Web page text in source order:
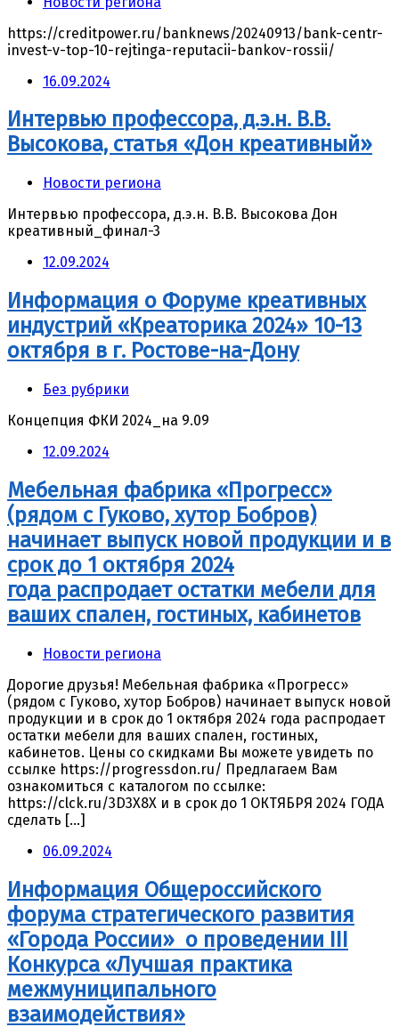
https://creditpower.ru/banknews/20240913/bank-centr-
invest-v-top-10-rejtinga-reputacii-bankov-rossii/
16.09.2024
Интервью профессора, д.э.н. В.В.
Высокова, статья «Дон креативный»
Новости региона
Интервью профессора, д.э.н. В.В. Высокова Дон
креативный_финал-3
12.09.2024
Информация о Форуме креативных
индустрий «Креаторика 2024» 10-13
октября в г. Ростове-на-Дону
Без рубрики
Концепция ФКИ 2024_на 9.09
12.09.2024
Мебельная фабрика «Прогресс»
(рядом с Гуково, хутор Бобров)
начинает выпуск новой продукции и в
срок до 1 октября 2024
года распродает остатки мебели для
ваших спален, гостиных, кабинетов
Новости региона
Дорогие друзья! Мебельная фабрика «Прогресс»
(рядом с Гуково, хутор Бобров) начинает выпуск новой
продукции и в срок до 1 октября 2024 года распродает
остатки мебели для ваших спален, гостиных,
кабинетов. Цены со скидками Вы можете увидеть по
ссылке https://progressdon.ru/ Предлагаем Вам
ознакомиться с каталогом по ссылке:
https://clck.ru/3D3X8X и в срок до 1 ОКТЯБРЯ 2024 ГОДА
сделать […]
06.09.2024
Информация Общероссийского
форума стратегического развития
«Города России» о проведении III
Конкурса «Лучшая практика
межмуниципального
взаимодействия»